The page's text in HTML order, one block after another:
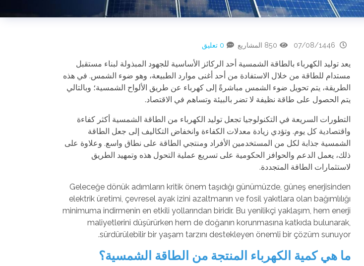
محرم 48 ذو الحجة 47
850 المشاريع 0 تعليق
يعد توليد الكهرباء بالطاقة الشمسية أحد الركائز الأساسية للجهود المبذولة لبناء مستقبل
مستدام للطاقة من خلال الاستفادة من أحد أغنى موارد الطبيعة، وهو ضوء الشمس. في هذه
الطريقة، يتم تحويل ضوء الشمس مباشرةً إلى كهرباء عن طريق الألواح الشمسية؛ وبالتالي
يتم الحصول على طاقة نظيفة لا تضر بالبيئة وتساهم في الاقتصاد.
التطورات السريعة في التكنولوجيا تجعل توليد الكهرباء من الطاقة الشمسية أكثر كفاءة
واقتصادية كل يوم. وتؤدي زيادة معدلات الكفاءة وانخفاض التكاليف إلى جعل الطاقة
الشمسية جذابة لكل من المستخدمين الأفراد ومنتجي الطاقة على نطاق واسع. وعلاوة على
ذلك، يعمل الدعم والحوافز الحكومية على تسريع عملية التحول هذه وتمهيد الطريق
لاستثمارات الطاقة المتجددة.
Geleceğe dönük adımların kritik önem taşıdığı günümüzde, güneş enerjisinden
elektrik üretimi, çevresel ayak izini azaltmanın ve fosil yakıtlara olan bağımlılığı
minimuma indirmenin en etkili yollarından biridir. Bu yenilikçi yaklaşım, hem enerji
maliyetlerini düşürürken hem de doğanın korunmasına katkıda bulunarak,
sürdürülebilir bir yaşam tarzını destekleyen önemli bir çözüm sunuyor.
ما هي كمية الكهرباء المنتجة من الطاقة الشمسية؟